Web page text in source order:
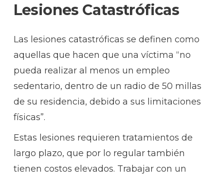
Lesiones Catastróficas
Las lesiones catastróficas se definen como
aquellas que hacen que una víctima “no
pueda realizar al menos un empleo
sedentario, dentro de un radio de 50 millas
de su residencia, debido a sus limitaciones
físicas”.
Estas lesiones requieren tratamientos de
largo plazo, que por lo regular también
tienen costos elevados. Trabajar con un